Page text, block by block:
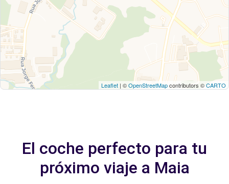
Leaflet | ©OpenStreetMapcontributors ©CARTO
El coche perfecto para tu
próximo viaje a Maia